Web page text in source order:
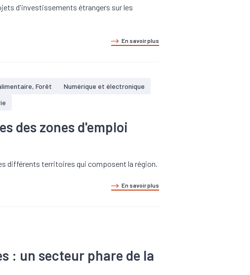
d'investissements étrangers sur les
En savoir plus
Forêt
Numérique et électronique
des zones d'emploi
différents territoires qui composent la région.
En savoir plus
: un secteur phare de la